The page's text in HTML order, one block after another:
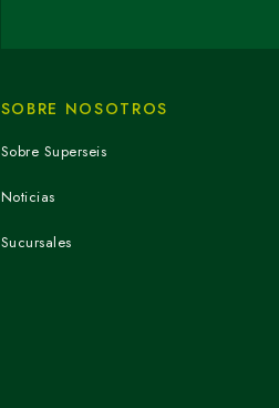
SOBRE NOSOTROS
Sobre Superseis
Noticias
Sucursales